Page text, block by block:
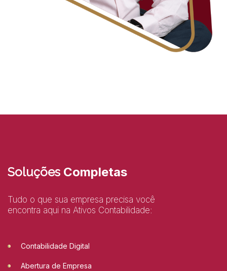
Soluções Completas
Tudo o que sua empresa precisa você
encontra aqui na Ativos Contabilidade:
Contabilidade Digital
Abertura de Empresa